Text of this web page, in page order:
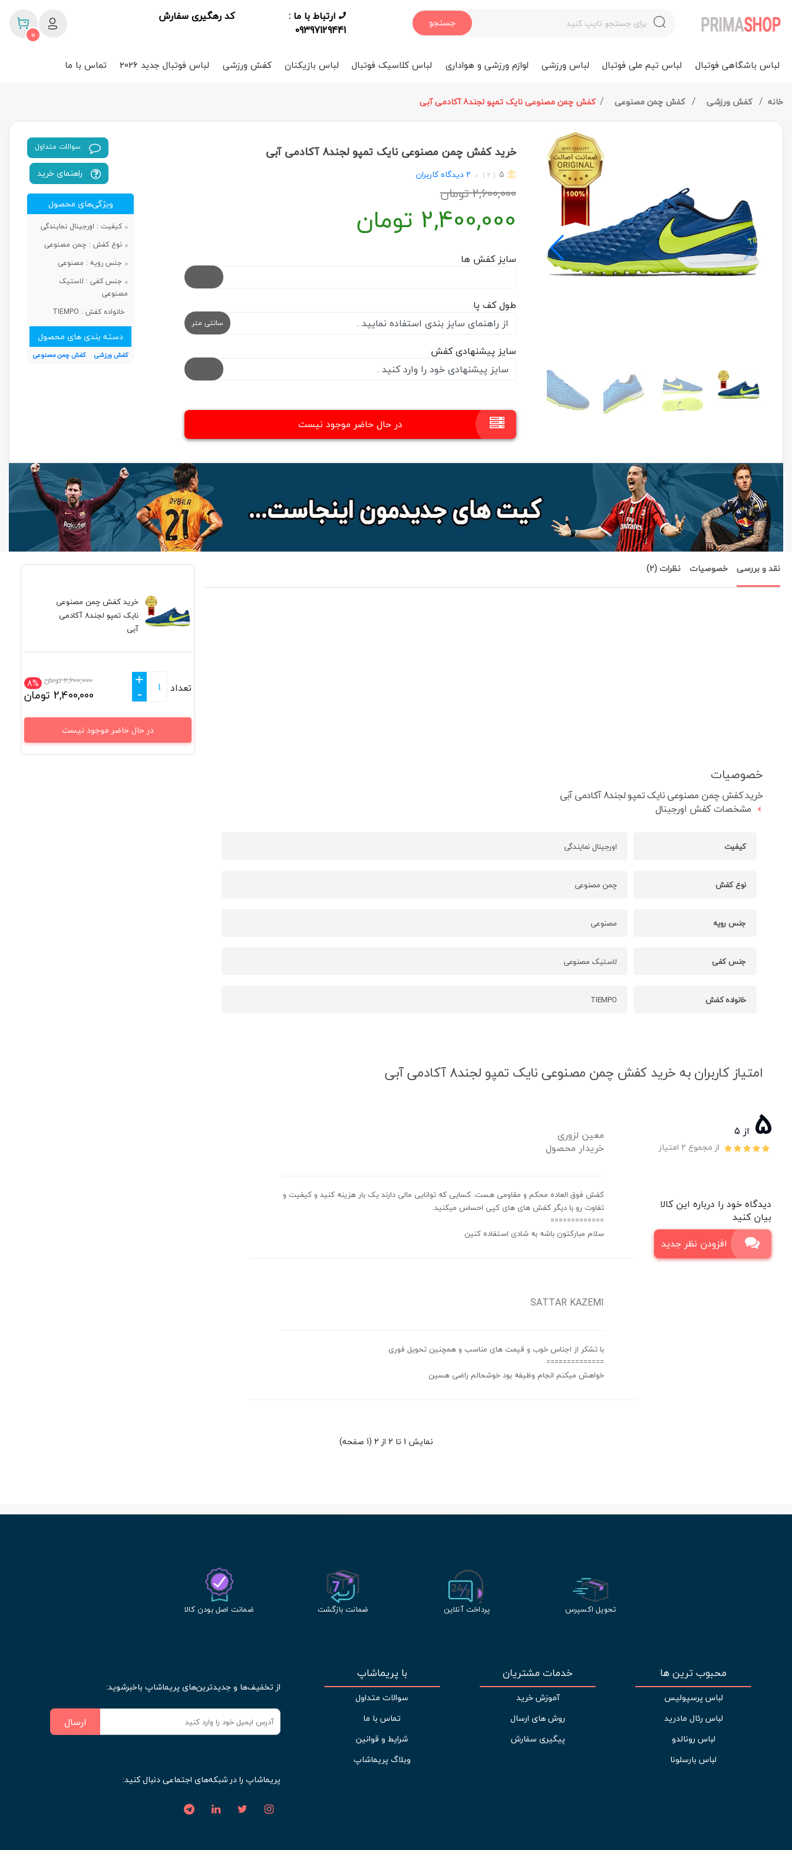
جستجو
ارتباط با ما :
09397129441
کد رهگیری سفارش
0
لباس باشگاهی فوتبال لباس تیم ملی فوتبال لباس ورزشی لوازم ورزشی و هواداری لباس کلاسیک فوتبال لباس بازیکنان کفش ورزشی لباس فوتبال جدید 2026 تماس با ما
خانه کفش ورزشی کفش چمن مصنوعی کفش چمن مصنوعی نایک تمپو لجند8 آکادمی آبی
خرید کفش چمن مصنوعی نایک تمپو لجند8 آکادمی آبی
5
( 2 )
2 دیدگاه کاربران
2,600,000تومان
2,400,000 تومان
سایز کفش ها
طول کف پا
سانتی متر
سایز پیشنهادی کفش
در حال حاضر موجود نیست
سوالات متداول
راهنمای خرید
ویژگی‌های محصول
کیفیت : اورجینال نمایندگی
نوع کفش : چمن مصنوعی
جنس رویه : مصنوعی
جنس کفی : لاستیک
مصنوعی
خانواده کفش : TIEMPO
دسته بندی های محصول
کفش ورزشی کفش چمن مصنوعی
نقد و بررسی خصوصیات نظرات (2)
خصوصیات
خرید کفش چمن مصنوعی نایک تمپو لجند8 آکادمی آبی
مشخصات کفش اورجینال
کیفیت اورجینال نمایندگی
نوع کفش چمن مصنوعی
جنس رویه مصنوعی
جنس کفی لاستیک مصنوعی
خانواده کفش TIEMPO
امتیاز کاربران به خرید کفش چمن مصنوعی نایک تمپو لجند8 آکادمی آبی
5 از ۵
از مجموع 2 امتیاز
دیدگاه خود را درباره این کالا
بیان کنید
افزودن نظر جدید
معین لزوری
خریدار محصول
کفش فوق العاده محکم و مقاومی هست. کسایی که توانایی مالی دارند یک بار هزینه کنید و کیفیت و
تفاوت رو با دیگر کفش های های کپی احساس میکنید.
=============
سلام مبارکتون باشه به شادی استفاده کنین
SATTAR KAZEMI
با تشکر از اجناس خوب و قیمت های مناسب و همچنین تحویل فوری
==============
خواهش میکنم انجام وظیفه بود خوشحالم راضی هسین
نمایش 1 تا 2 از 2 (1 صفحه)
خرید کفش چمن مصنوعی
نایک تمپو لجند8 آکادمی
آبی
8% 2,600,000تومان
2,400,000 تومان تعداد
+
-
در حال حاضر موجود نیست
تحویل اکسپرس پرداخت آنلاین ضمانت بازگشت ضمانت اصل بودن کالا
محبوب ترین ها
لباس پرسپولیس
لباس رئال مادرید
لباس رونالدو
لباس بارسلونا
خدمات مشتریان
آموزش خرید
روش های ارسال
پیگیری سفارش
با پریماشاپ
سوالات متداول
تماس با ما
شرایط و قوانین
وبلاگ پریماشاپ
از تخفیف‌ها و جدیدترین‌های پریماشاپ باخبرشوید:
ارسال
پریماشاپ را در شبکه‌های اجتماعی دنبال کنید: